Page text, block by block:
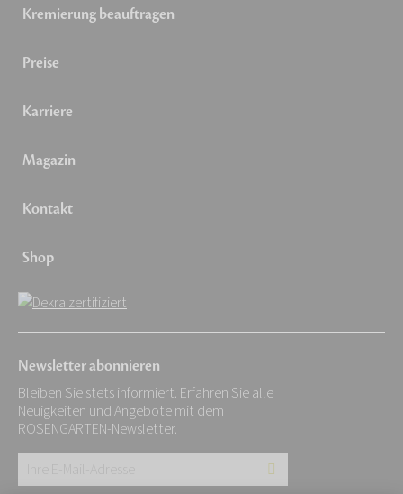
Kremierung beauftragen
Preise
Karriere
Magazin
Kontakt
Shop
Newsletter abonnieren
Bleiben Sie stets informiert. Erfahren Sie alle
Neuigkeiten und Angebote mit dem
ROSENGARTEN-Newsletter.